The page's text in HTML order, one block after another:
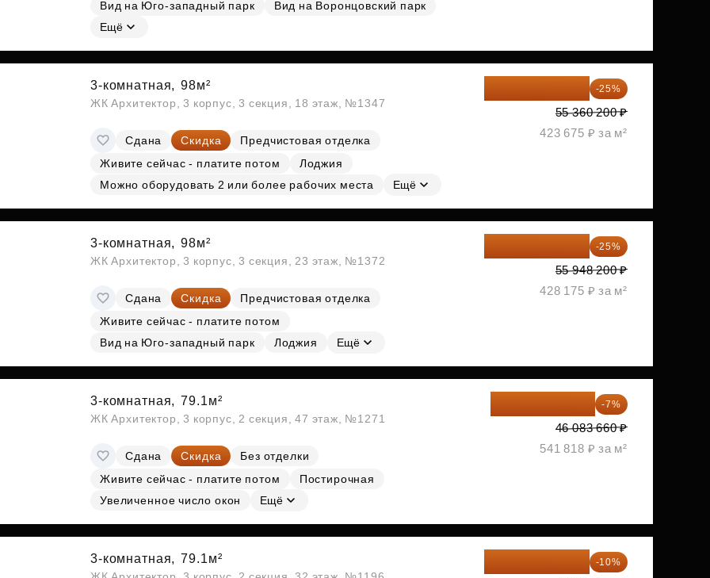
СубсидииВид на Юго-западный парк
Вид на Воронцовский парк
Ещё
3-комнатная, 98м²
ЖК Архитектор, 3 корпус, 3 секция, 18 этаж, №1347
Сдана Скидка
Предчистовая отделка
Живите сейчас - платите потом
Лоджия
Можно оборудовать 2 или более рабочих места
Ещё
-25%
55 360 200 ₽
423 675 ₽ за м²
3-комнатная, 98м²
ЖК Архитектор, 3 корпус, 3 секция, 23 этаж, №1372
Сдана Скидка
Предчистовая отделка
Живите сейчас - платите потом
Вид на Юго-западный парк
Лоджия Ещё
-25%
55 948 200 ₽
428 175 ₽ за м²
3-комнатная, 79.1м²
ЖК Архитектор, 3 корпус, 2 секция, 47 этаж, №1271
Сдана Скидка
Без отделки
Живите сейчас - платите потом
Постирочная
Увеличенное число окон
Ещё
42 857 804 ₽ -7%
46 083 660 ₽
541 818 ₽ за м²
3-комнатная, 79.1м² -10%